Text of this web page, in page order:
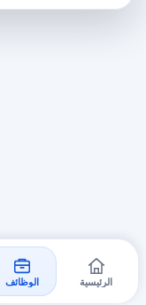
الرئيسية الوظائف